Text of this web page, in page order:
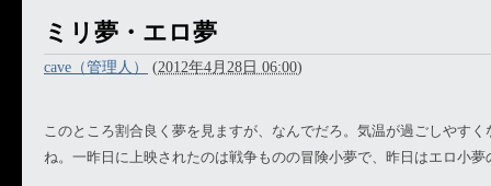
ミリ夢・エロ夢
cave（管理人） (2012年4月28日 06:00)
このところ割合良く夢を見ますが、なんでだろ。気温が過ごしやす
ね。一昨日に上映されたのは戦争ものの冒険小夢で、昨日はエロ小